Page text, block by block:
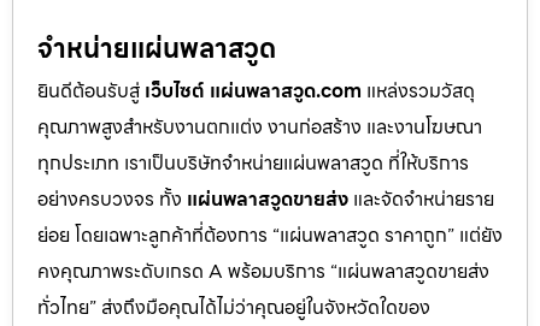
จำหน่ายแผ่นพลาสวูด
ยินดีต้อนรับสู่ เว็บไซต์ แผ่นพลาสวูด.com แหล่งรวมวัสดุ
คุณภาพสูงสำหรับงานตกแต่ง งานก่อสร้าง และงานโฆษณา
ทุกประเภท เราเป็นบริษัทจำหน่ายแผ่นพลาสวูด ที่ให้บริการ
อย่างครบวงจร ทั้ง แผ่นพลาสวูดขายส่ง และจัดจำหน่ายราย
ย่อย โดยเฉพาะลูกค้าที่ต้องการ “แผ่นพลาสวูด ราคาถูก” แต่ยัง
คงคุณภาพระดับเกรด A พร้อมบริการ “แผ่นพลาสวูดขายส่ง
ทั่วไทย” ส่งถึงมือคุณได้ไม่ว่าคุณอยู่ในจังหวัดใดของ